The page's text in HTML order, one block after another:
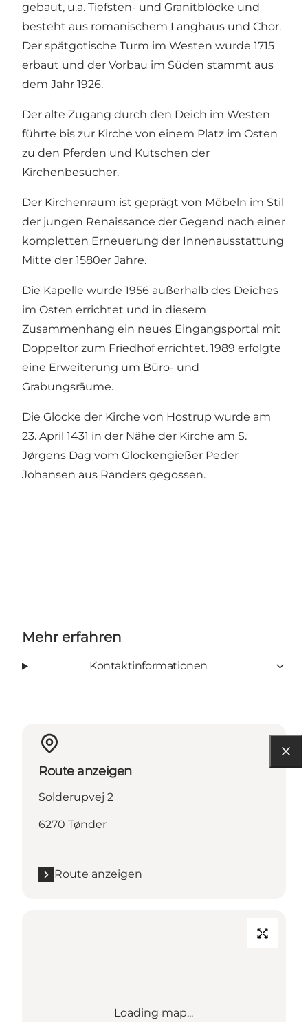
gebaut, u.a. Tiefsten- und Granitblöcke und
besteht aus romanischem Langhaus und Chor.
Der spätgotische Turm im Westen wurde 1715
erbaut und der Vorbau im Süden stammt aus
dem Jahr 1926.
Der alte Zugang durch den Deich im Westen
führte bis zur Kirche von einem Platz im Osten
zu den Pferden und Kutschen der
Kirchenbesucher.
Der Kirchenraum ist geprägt von Möbeln im Stil
der jungen Renaissance der Gegend nach einer
kompletten Erneuerung der Innenausstattung
Mitte der 1580er Jahre.
Die Kapelle wurde 1956 außerhalb des Deiches
im Osten errichtet und in diesem
Zusammenhang ein neues Eingangsportal mit
Doppeltor zum Friedhof errichtet. 1989 erfolgte
eine Erweiterung um Büro- und
Grabungsräume.
Die Glocke der Kirche von Hostrup wurde am
23. April 1431 in der Nähe der Kirche am S.
Jørgens Dag vom Glockengießer Peder
Johansen aus Randers gegossen.
Mehr erfahren
Kontaktinformationen
Route anzeigen
Solderupvej 2
6270 Tønder
Route anzeigen
Loading map...